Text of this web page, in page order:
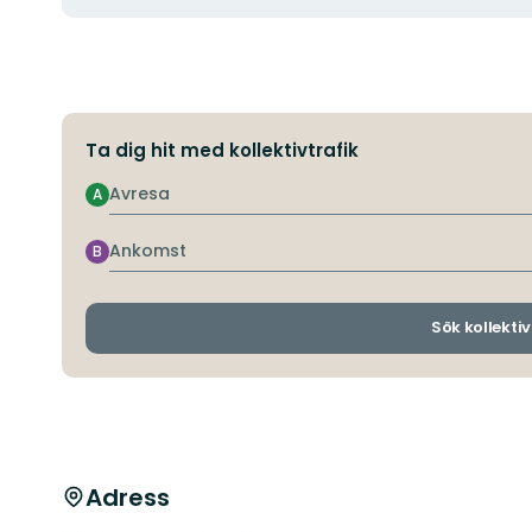
Ta dig hit med kollektivtrafik
Avresa
A
Ankomst
B
Sök
Adress